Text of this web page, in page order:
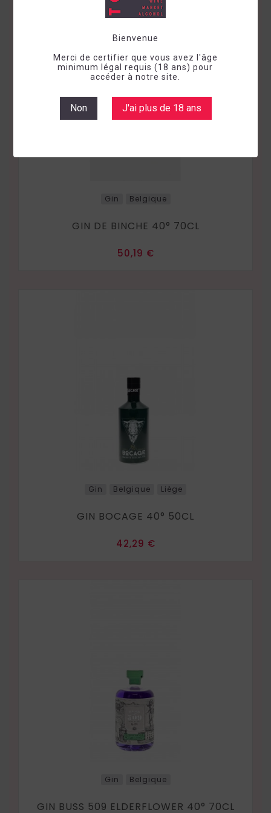
Bienvenue
Merci de certifier que vous avez l'âge
minimum légal requis (18 ans) pour
accéder à notre site.
Non J'ai plus de 18 ans
Gin Belgique
GIN DE BINCHE 40° 70CL
Prix
50,19 €
Gin Belgique Liège
GIN BOCAGE 40° 50CL
Prix
42,29 €
Gin Belgique
GIN BUSS 509 ELDERFLOWER 40° 70CL